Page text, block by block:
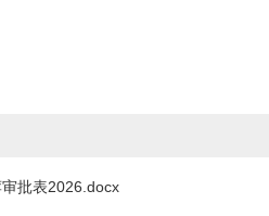
批表2026.docx